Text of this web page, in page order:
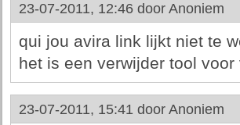
23-07-2011, 12:46 door Anoniem
qui jou avira link lijkt niet te
het is een verwijder tool
23-07-2011, 15:41 door Anoniem